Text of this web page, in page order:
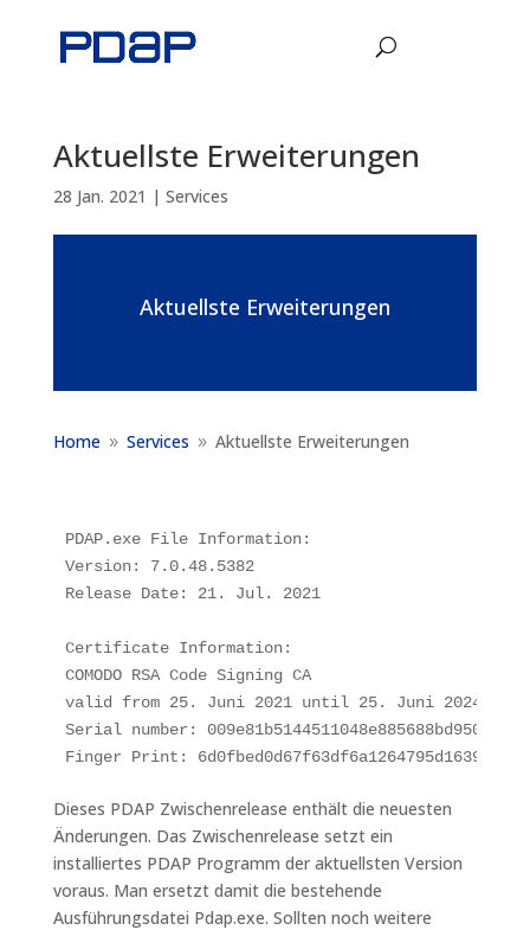
Aktuellste Erweiterungen
28 Jan. 2021 | Services
Aktuellste Erweiterungen
Home 9 Services 9 Aktuellste Erweiterungen
PDAP.exe File Information:
Version: 7.0.48.5382
Release Date: 21. Jul. 2021
Certificate Information:
COMODO RSA Code Signing CA
valid from 25. Juni 2021 until 25. Juni 2024
Serial number: 009e81b5144511048e885688bd9500ed52
Finger Print:
Dieses PDAP Zwischenrelease enthält die neuesten
Änderungen. Das Zwischenrelease setzt ein
installiertes PDAP Programm der aktuellsten Version
voraus. Man ersetzt damit die bestehende
Ausführungsdatei Pdap.exe. Sollten noch weitere